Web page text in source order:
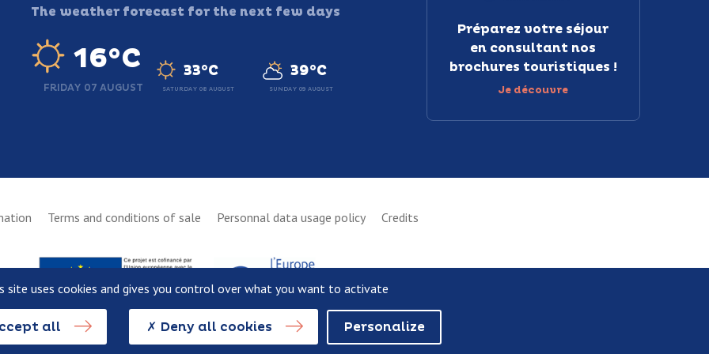
The weather forecast for the next few days
16°C
FRIDAY 07 AUGUST
33°C
SATURDAY 08 AUGUST
39°C
SUNDAY 09 AUGUST
Préparez votre séjour
en consultant nos
brochures touristiques !
Je découvre
Terms and conditions of sale Personnal data usage policy Credits
site uses cookies and gives you control over what you want to activate
all Deny all cookies Personalize